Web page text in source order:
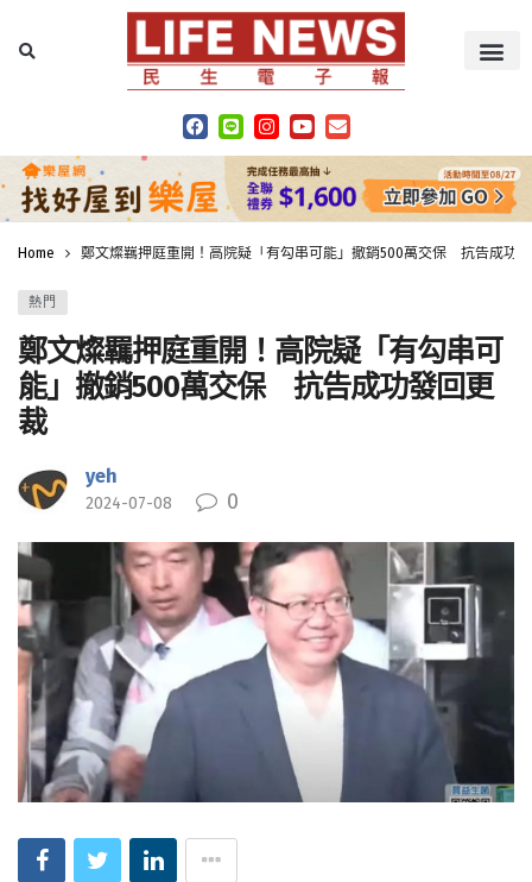
Home 鄭文燦羈押庭重開！高院疑「有勾串可能」撤銷500萬交保 抗告成功
熱門
鄭文燦羈押庭重開！高院疑「有勾串可
能」撤銷500萬交保 抗告成功發回更
裁
yeh
2024-07-08 0